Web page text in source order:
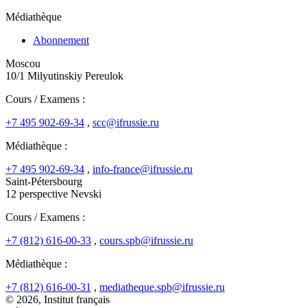
Médiathèque
Abonnement
Moscou
10/1 Milyutinskiy Pereulok
Cours / Examens :
+7 495 902-69-34 , scc@ifrussie.ru
Médiathèque :
+7 495 902-69-34 , info-france@ifrussie.ru
Saint-Pétersbourg
12 perspective Nevski
Cours / Examens :
+7 (812) 616-00-33 , cours.spb@ifrussie.ru
Médiathèque :
+7 (812) 616-00-31 , mediatheque.spb@ifrussie.ru
© 2026, Institut français